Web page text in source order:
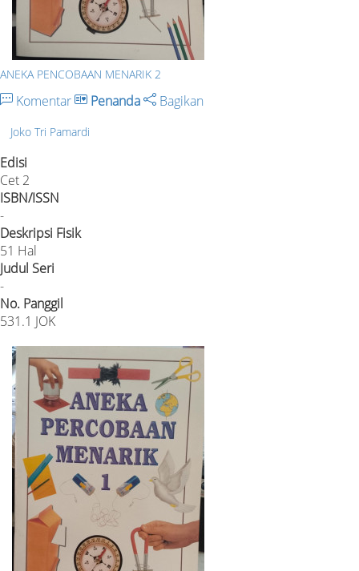
ANEKA PENCOBAAN MENARIK 2
Komentar Penanda Bagikan
Joko Tri Pamardi
Edisi
Cet 2
ISBN/ISSN
-
Deskripsi Fisik
51 Hal
Judul Seri
-
No. Panggil
531.1 JOK